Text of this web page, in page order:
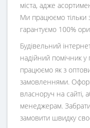
міста, адже
Ми працюємо тільки
гарантуємо 100%
Будівельний
надійний помічник у
працюємо як з
замовленнями.
власноруч на
менеджерам.
замовити швидку